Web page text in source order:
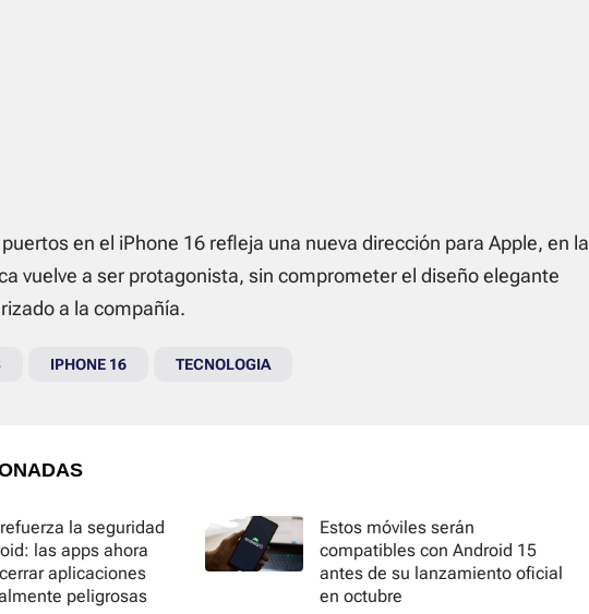
en el iPhone 16 refleja una nueva dirección para Apple, en la
vuelve a ser protagonista, sin comprometer el diseño elegante
a la compañía.
IPHONE 16 TECNOLOGIA
la seguridad
las apps ahora
aplicaciones
peligrosas
Estos móviles serán
compatibles con Android 15
antes de su lanzamiento oficial
en octubre